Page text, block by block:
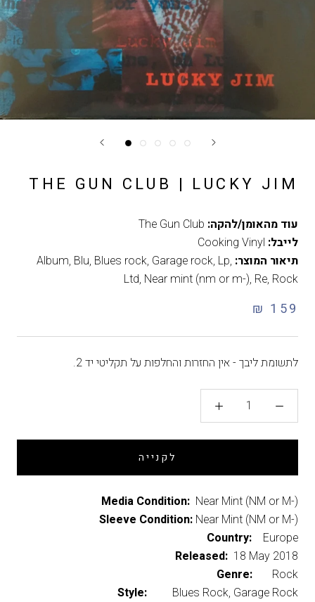
THE GUN CLUB | LUCKY JIM
עוד מהאומן/להקה: The Gun Club
לייבל: Cooking Vinyl
תיאור המוצר:
Album, Blu, Blues rock, Garage rock, Lp,
Ltd, Near mint (nm or m-), Re, Rock
159 ₪
לתשומת ליבך - אין החזרות והחלפות על תקליטי יד 2.
לקנייה
Media Condition: Near Mint (NM or M-)
Sleeve Condition: Near Mint (NM or M-)
Country: Europe
Released: 18 May 2018
Genre: Rock
Style: Blues Rock, Garage Rock